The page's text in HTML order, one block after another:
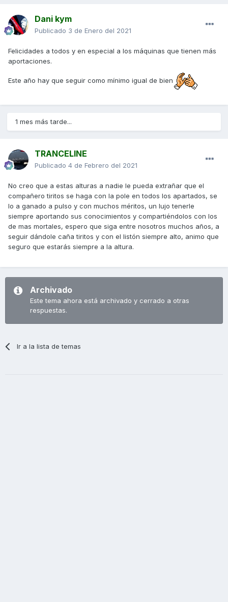
Dani kym
Publicado 3 de Enero del 2021
Felicidades a todos y en especial a los máquinas que tienen más
aportaciones.
Este año hay que seguir como mínimo igual de bien
1 mes más tarde...
TRANCELINE
Publicado 4 de Febrero del 2021
No creo que a estas alturas a nadie le pueda extrañar que el
compañero tiritos se haga con la pole en todos los apartados, se
lo a ganado a pulso y con muchos méritos, un lujo tenerle
siempre aportando sus conocimientos y compartiéndolos con los
de mas mortales, espero que siga entre nosotros muchos años, a
seguir dándole caña tiritos y con el listón siempre alto, animo que
seguro que estarás siempre a la altura.
Archivado
Este tema ahora está archivado y cerrado a otras
respuestas.
Ir a la lista de temas